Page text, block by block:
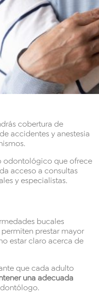
cobertura de
accidentes y anestesia
odontológico que ofrece
acceso a consultas
y especialistas.
bucales
prestar mayor
estar claro acerca de
que cada adulto
una adecuada